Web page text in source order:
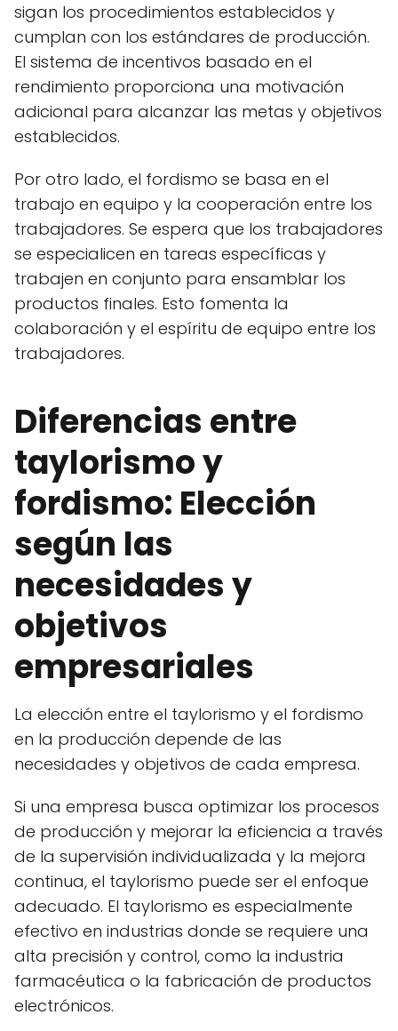
sigan los procedimientos establecidos y
cumplan con los estándares de producción.
El sistema de incentivos basado en el
rendimiento proporciona una motivación
adicional para alcanzar las metas y objetivos
establecidos.
Por otro lado, el fordismo se basa en el
trabajo en equipo y la cooperación entre los
trabajadores. Se espera que los trabajadores
se especialicen en tareas específicas y
trabajen en conjunto para ensamblar los
productos finales. Esto fomenta la
colaboración y el espíritu de equipo entre los
trabajadores.
Diferencias entre
taylorismo y
fordismo: Elección
según las
necesidades y
objetivos
empresariales
La elección entre el taylorismo y el fordismo
en la producción depende de las
necesidades y objetivos de cada empresa.
Si una empresa busca optimizar los procesos
de producción y mejorar la eficiencia a través
de la supervisión individualizada y la mejora
continua, el taylorismo puede ser el enfoque
adecuado. El taylorismo es especialmente
efectivo en industrias donde se requiere una
alta precisión y control, como la industria
farmacéutica o la fabricación de productos
electrónicos.